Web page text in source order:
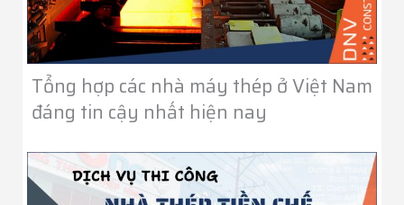
Tổng hợp các nhà máy thép ở Việt Nam
đáng tin cậy nhất hiện nay